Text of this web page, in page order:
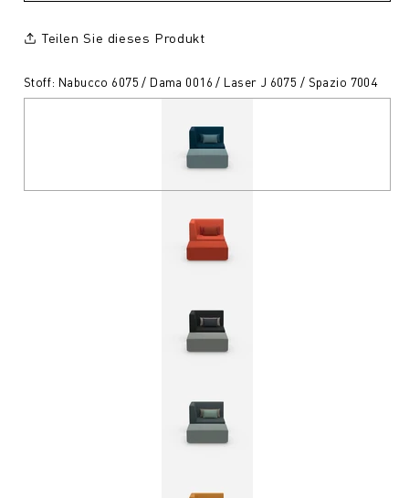
Teilen Sie dieses Produkt
Stoff: Nabucco 6075 / Dama 0016 / Laser J 6075 / Spazio 7004